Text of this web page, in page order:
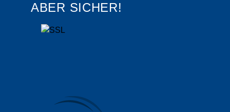
ABER SICHER!